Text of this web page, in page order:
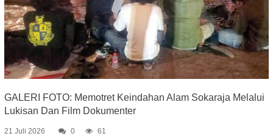
GALERI FOTO: Memotret Keindahan Alam Sokaraja Melalui
Lukisan Dan Film Dokumenter
21 Juli 2026 0 61